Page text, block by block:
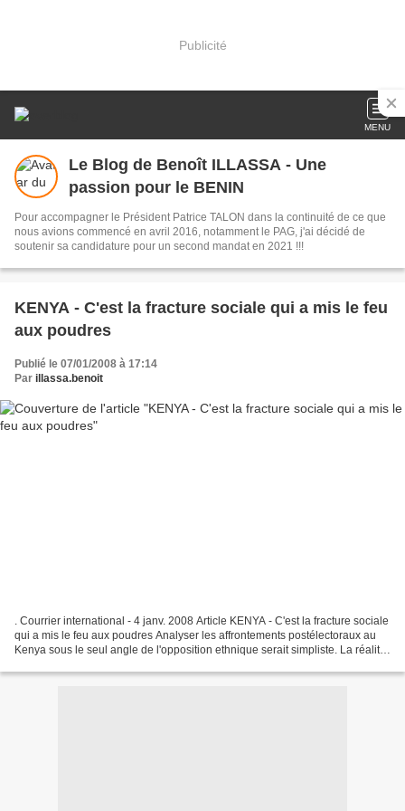
Publicité
MENU
Le Blog de Benoît ILLASSA - Une
passion pour le BENIN
Pour accompagner le Président Patrice TALON dans la continuité de ce que
nous avions commencé en avril 2016, notamment le PAG, j'ai décidé de
soutenir sa candidature pour un second mandat en 2021 !!!
KENYA - C'est la fracture sociale qui a mis le feu
aux poudres
Publié le 07/01/2008 à 17:14
Par illassa.benoit
. Courrier international - 4 janv. 2008 Article KENYA - C'est la fracture sociale
qui a mis le feu aux poudres Analyser les affrontements postélectoraux au
Kenya sous le seul angle de l'opposition ethnique serait simpliste. La réalité